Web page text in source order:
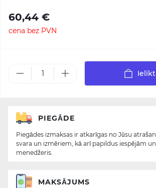
60,44 €
cena bez PVN
PIEGĀDE
Piegādes izmaksas ir atkarīgas no Jūsu
svara un izmēriem, kā arī papildus iespējām
menedžeris.
MAKSĀJUMS